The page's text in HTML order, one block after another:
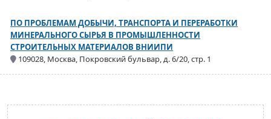
ПО ПРОБЛЕМАМ ДОБЫЧИ, ТРАНСПОРТА И ПЕРЕРАБОТКИ
МИНЕРАЛЬНОГО СЫРЬЯ В ПРОМЫШЛЕННОСТИ
СТРОИТЕЛЬНЫХ МАТЕРИАЛОВ ВНИИПИ
109028, Москва, Покровский бульвар, д. 6/20, стр. 1